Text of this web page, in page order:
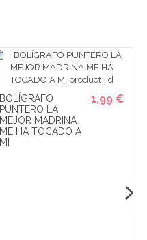
BOLÍGRAFO
PUNTERO LA
MEJOR MADRINA
ME HA TOCADO A
MI
1,99 €